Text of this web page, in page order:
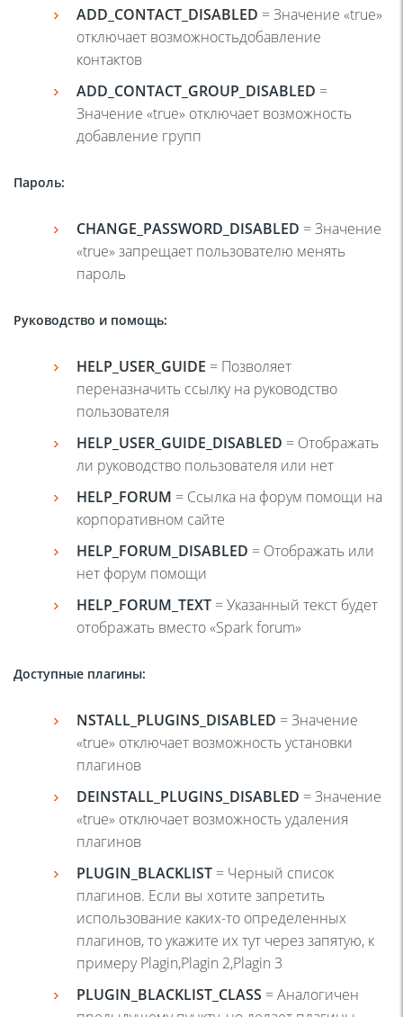
ADD_CONTACT_DISABLED = Значение «true»
отключает возможностьдобавление
контактов
ADD_CONTACT_GROUP_DISABLED =
Значение «true» отключает возможность
добавление групп
Пароль:
CHANGE PASSWORD DISABLED = Значение
«true» запрещает пользователю менять
пароль
Руководство и помощь:
HELP USER GUIDE = Позволяет
переназначить ссылку на руководство
пользователя
HELP USER GUIDE DISABLED = Отображать
ли руководство пользователя или нет
HELP FORUM = Ссылка на форум помощи на
корпоративном сайте
HELP FORUM DISABLED = Отображать или
нет форум помощи
HELP FORUM TEXT = Указанный текст будет
отображать вместо «Spark forum»
Доступные плагины:
NSTALL PLUGINS DISABLED = Значение
«true» отключает возможность установки
плагинов
DEINSTALL PLUGINS DISABLED = Значение
«true» отключает возможность удаления
плагинов
PLUGIN BLACKLIST = Черный список
плагинов. Если вы хотите запретить
использование каких-то определенных
плагинов, то укажите их тут через запятую, к
примеру Plagin,Plagin 2,Plagin 3
PLUGIN BLACKLIST CLASS = Аналогичен